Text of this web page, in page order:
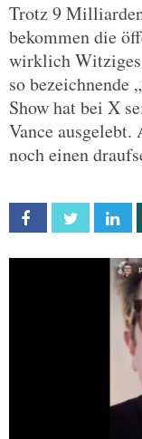
Trotz 9
bekommen die
wirklich
so bezeichnende
Show hat bei X
Vance
noch einen
Facebook Twitter